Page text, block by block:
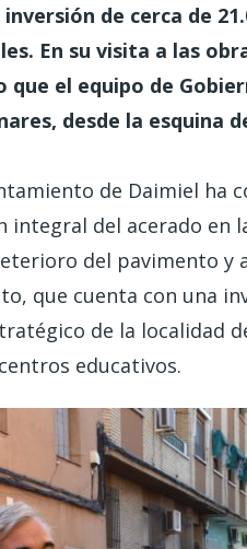
de cerca de
En su visita a las
que el equipo de
desde la esquina
de Daimiel ha
integral del acerado en
del pavimento y
que cuenta con una
de la localidad
educativos.